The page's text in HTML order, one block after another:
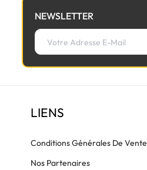
NEWSLETTER
LIENS
Conditions Générales De Vente
Nos Partenaires